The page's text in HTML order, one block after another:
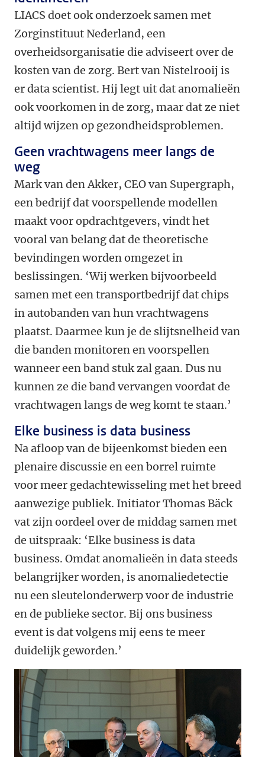
LIACS doet ook onderzoek samen met
Zorginstituut Nederland, een
overheidsorganisatie die adviseert over de
kosten van de zorg. Bert van Nistelrooij is
er data scientist. Hij legt uit dat anomalieën
ook voorkomen in de zorg, maar dat ze niet
altijd wijzen op gezondheidsproblemen.
Geen vrachtwagens meer langs de
weg
Mark van den Akker, CEO van Supergraph,
een bedrijf dat voorspellende modellen
maakt voor opdrachtgevers, vindt het
vooral van belang dat de theoretische
bevindingen worden omgezet in
beslissingen. ‘Wij werken bijvoorbeeld
samen met een transportbedrijf dat chips
in autobanden van hun vrachtwagens
plaatst. Daarmee kun je de slijtsnelheid van
die banden monitoren en voorspellen
wanneer een band stuk zal gaan. Dus nu
kunnen ze die band vervangen voordat de
vrachtwagen langs de weg komt te staan.’
Elke business is data business
Na afloop van de bijeenkomst bieden een
plenaire discussie en een borrel ruimte
voor meer gedachtewisseling met het breed
aanwezige publiek. Initiator Thomas Bäck
vat zijn oordeel over de middag samen met
de uitspraak: ‘Elke business is data
business. Omdat anomalieën in data steeds
belangrijker worden, is anomaliedetectie
nu een sleutelonderwerp voor de industrie
en de publieke sector. Bij ons business
event is dat volgens mij eens te meer
duidelijk geworden.’